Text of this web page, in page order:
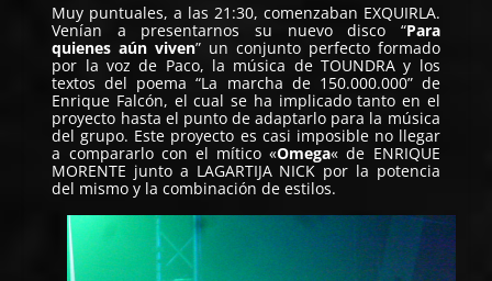
Muy puntuales, a las 21:30, comenzaban EXQUIRLA.
Venían a presentarnos su nuevo disco “Para
quienes aún viven” un conjunto perfecto formado
por la voz de Paco, la música de TOUNDRA y los
textos del poema “La marcha de 150.000.000” de
Enrique Falcón, el cual se ha implicado tanto en el
proyecto hasta el punto de adaptarlo para la música
del grupo. Este proyecto es casi imposible no llegar
a compararlo con el mítico «Omega« de ENRIQUE
MORENTE junto a LAGARTIJA NICK por la potencia
del mismo y la combinación de estilos.